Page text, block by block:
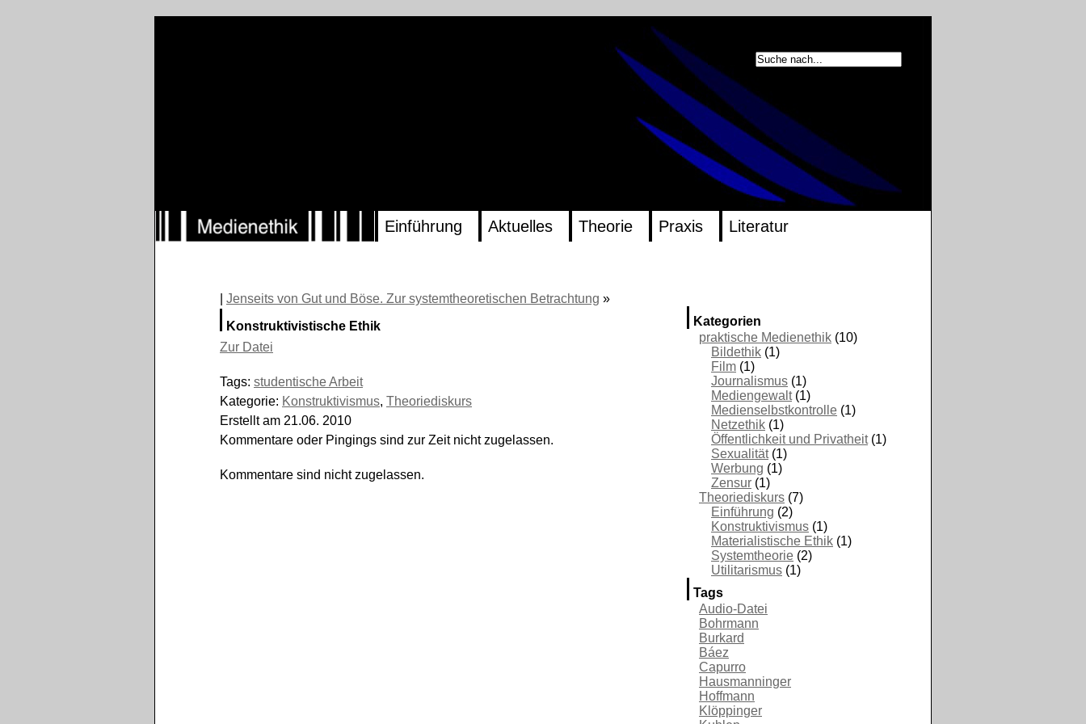
Einführung Aktuelles Theorie Praxis Literatur
Kategorien
praktische Medienethik (10)
Bildethik (1)
Film (1)
Journalismus (1)
Mediengewalt(1)
Medienselbstkontrolle (1)
Netzethik (1)
Öffentlichkeit und Privatheit(1)
Sexualität(1)
Werbung (1)
Zensur (1)
Theoriediskurs (7)
Einführung (2)
Konstruktivismus (1)
Materialistische Ethik (1)
Systemtheorie (2)
Utilitarismus (1)
Tags
Audio-Datei
Bohrmann
Burkard
Báez
Capurro
Hausmanninger
Hoffmann
Klöppinger
Jenseits von Gut und Böse. Zur systemtheoretischen Betrachtung »
Konstruktivistische Ethik
Zur Datei
Tags: studentische Arbeit
Kategorie: Konstruktivismus, Theoriediskurs
Erstellt am 21.06. 2010
Kommentare oder Pingings sind zur Zeit nicht zugelassen.
Kommentare sind nicht zugelassen.